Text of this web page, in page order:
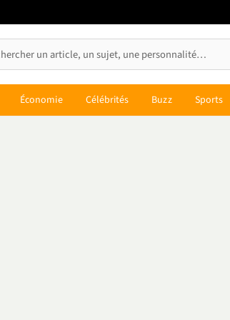
Économie Célébrités Buzz Sports